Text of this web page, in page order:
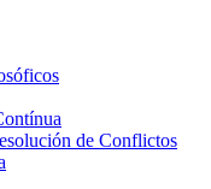
de Conflictos